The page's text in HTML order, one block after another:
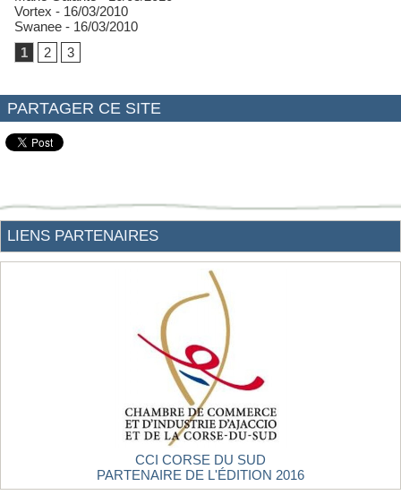
Vortex - 16/03/2010
Swanee - 16/03/2010
1
2 3
PARTAGER CE SITE
LIENS PARTENAIRES
CCI CORSE DU SUD
PARTENAIRE DE L'ÉDITION 2016